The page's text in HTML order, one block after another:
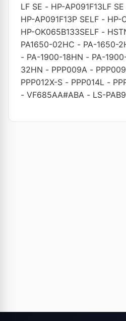
LF SE - HP-AP091F13LF SE
HP-AP091F13P SELF - HP-
HP-OK065B133SELF -
PA1650-02HC - PA-1650-
- PA-1900-18HN - PA-
32HN - PPP009A -
PPP012X-S - PPP014L -
- VF685AA#ABA - LS-